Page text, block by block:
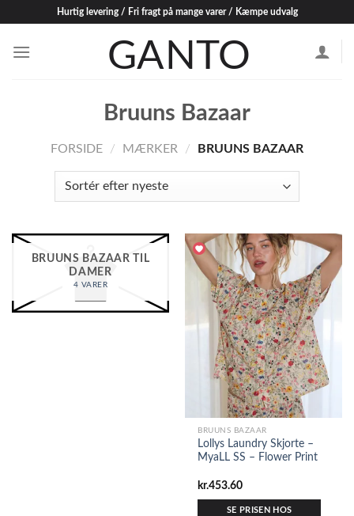
content
Hurtig levering / Fri fragt på mange varer / Kæmpe udvalg
Bruuns Bazaar
FORSIDE / MÆRKER / BRUUNS BAZAAR
BRUUNS BAZAAR TIL
DAMER
4 VARER
BRUUNS BAZAAR
Lollys Laundry Skjorte –
MyaLL SS – Flower Print
kr.453.60
SE PRISEN HOS